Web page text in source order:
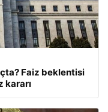
Faiz beklentisi
kararı